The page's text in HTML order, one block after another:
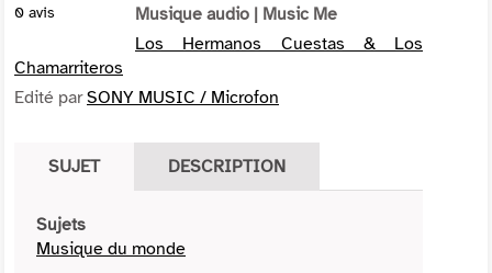
0 avis Musique audio | Music Me
Los Hermanos Cuestas & Los
Chamarriteros
Edité parSONY MUSIC / Microfon
SUJET DESCRIPTION
Sujets
Musique du monde